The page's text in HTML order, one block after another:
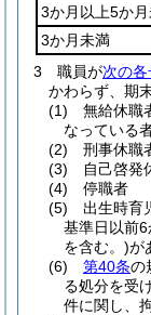
3か月以上5か
3か月未満
3
職員が次の各
かわらず、期
(1)
無給休職
なっている
(2)
刑事休職
(3)
自己啓発
(4)
停職者
(5)
出生時育
基準日以前
を含む。)が
(6)
第40条の
る処分を受
件に関し、